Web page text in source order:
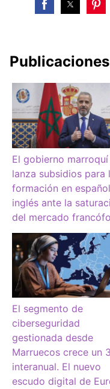
El gobierno marroquí
lanza subsidios para
formación en
inglés ante la
del mercado
El segmento de
ciberseguridad
gestionada desde
Marruecos crece un
interanual. El nuevo
escudo digital de